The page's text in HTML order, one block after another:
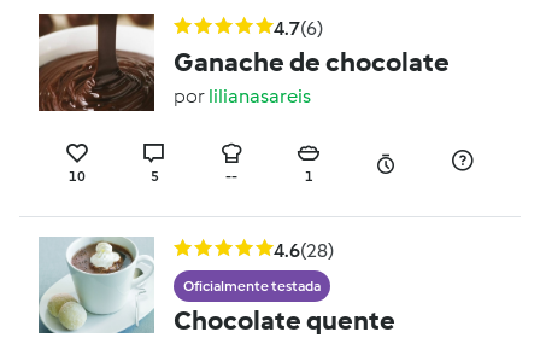
4.7(6)
Ganache de chocolate
por lilianasareis
10 5 -- 1
4.6(28)
Oficialmente testada
Chocolate quente